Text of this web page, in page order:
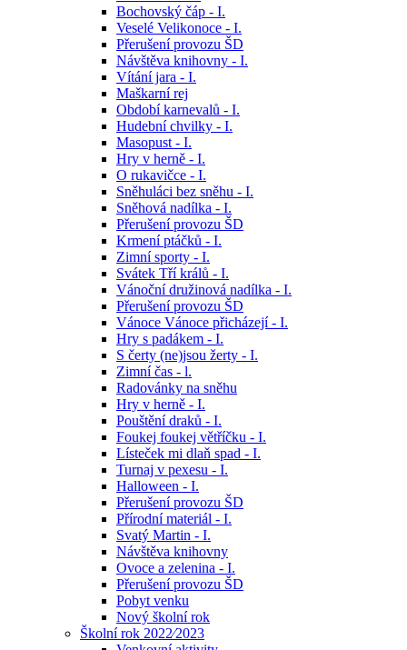
Bochovský čáp - I.
Veselé Velikonoce - I.
Přerušení provozu ŠD
Návštěva knihovny - I.
Vítání jara - I.
Maškarní rej
Období karnevalů - I.
Hudební chvilky - I.
Masopust - I.
Hry v herně - I.
O rukavičce - I.
Sněhuláci bez sněhu - I.
Sněhová nadílka - I.
Přerušení provozu ŠD
Krmení ptáčků - I.
Zimní sporty - I.
Svátek Tří králů - I.
Vánoční družinová nadílka - I.
Přerušení provozu ŠD
Vánoce Vánoce přicházejí - I.
Hry s padákem - I.
S čerty (ne)jsou žerty - I.
Zimní čas - l.
Radovánky na sněhu
Hry v herně - I.
Pouštění draků - I.
Foukej foukej větříčku - I.
Lísteček mi dlaň spad - I.
Turnaj v pexesu - I.
Halloween - I.
Přerušení provozu ŠD
Přírodní materiál - I.
Svatý Martin - I.
Návštěva knihovny
Ovoce a zelenina - I.
Přerušení provozu ŠD
Pobyt venku
Nový školní rok
Školní rok 2022⁄2023